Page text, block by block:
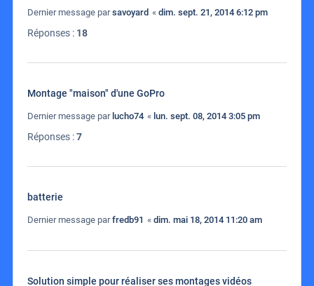
Dernier message parsavoyard « dim. sept. 21, 2014 6:12 pm
Réponses : 18
Montage "maison" d'une GoPro
Dernier message parlucho74 « lun. sept. 08, 2014 3:05 pm
Réponses :7
batterie
Dernier message parfredb91 « dim. mai 18, 2014 11:20 am
Solution simple pour réaliser ses montages vidéos